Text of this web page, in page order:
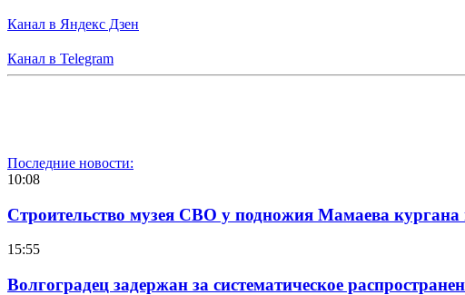
Канал в Яндекс Дзен
Канал в Telegram
Последние новости:
10:08
Строительство музея СВО у подножия Мамаева
15:55
Волгоградец задержан за систематическое